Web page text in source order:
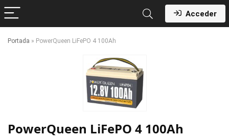
Acceder
Portada » PowerQueen LiFePO 4 100Ah
PowerQueen LiFePO 4 100Ah